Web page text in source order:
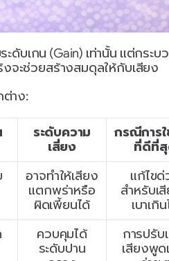
ดับเกน (Gain) เท่านั้น แต่กระบ
งจะช่วยสร้างสมดุลให้กับเสียง
าง:
ระดับความ
เสี่ยง
กรณีการใ
ที่ดีที่
อาจทำให้เสียง
แตกพร่าหรือ
ผิดเพี้ยนได้
แก้ไขด่
สำหรับเ
เบาเกิ
ควบคุมได้
ระดับปาน
การปรับ
เสียงพูด